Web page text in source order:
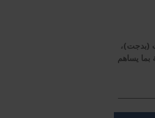
(بدجت)،
بما يساهم